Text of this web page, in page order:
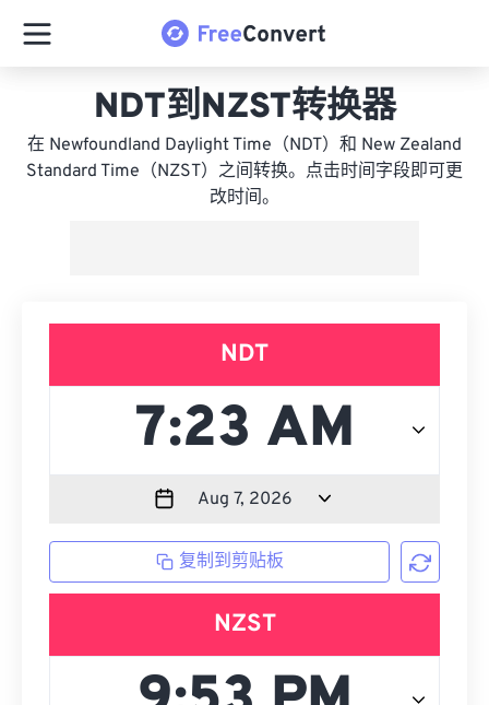
NDT到NZST转换器
在 Newfoundland Daylight Time（NDT）和 New Zealand
Standard Time（NZST）之间转换。点击时间字段即可更
改时间。
NDT
复制到剪贴板
NZST